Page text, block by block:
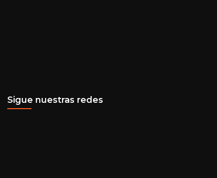
Sigue nuestras redes